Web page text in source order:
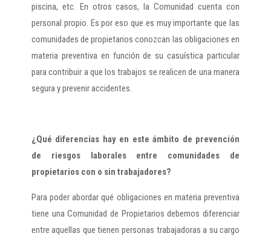
piscina, etc. En otros casos, la Comunidad cuenta con
personal propio. Es por eso que es muy importante que las
comunidades de propietarios conozcan las obligaciones en
materia preventiva en función de su casuística particular
para contribuir a que los trabajos se realicen de una manera
segura y prevenir accidentes.
¿Qué diferencias hay en este ámbito de prevención
de riesgos laborales entre comunidades de
propietarios con o sin trabajadores?
Para poder abordar qué obligaciones en materia preventiva
tiene una Comunidad de Propietarios debemos diferenciar
entre aquellas que tienen personas trabajadoras a su cargo